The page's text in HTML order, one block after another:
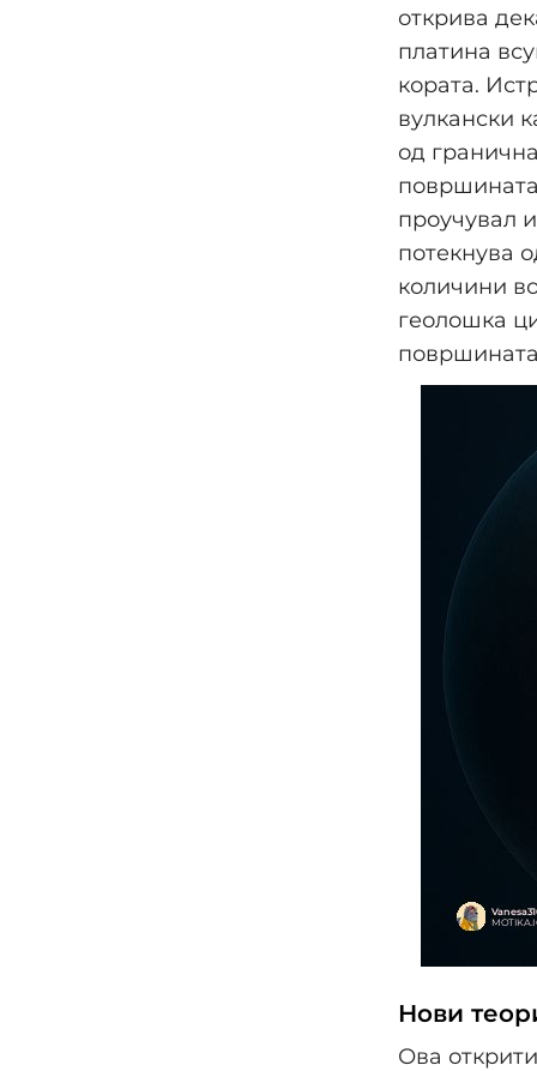
открива
платина
кората.
вулкански
од
проучувал
потекнува
количини
геолошка
Нови
Ова